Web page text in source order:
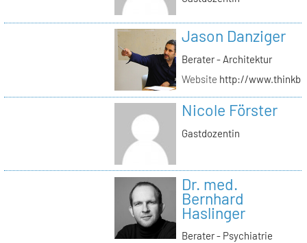
Jason Danziger
Berater - Architektur
Website http://
Nicole Förster
Gastdozentin
Dr. med.
Bernhard
Haslinger
Berater - Psychiatrie